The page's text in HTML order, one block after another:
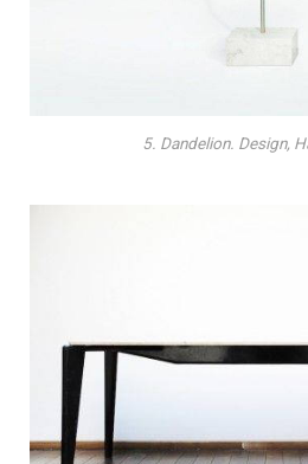
5. Dandelion. Design,